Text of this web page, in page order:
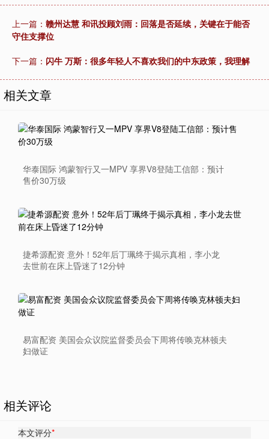
上一篇： 赣州达慧 和讯投顾刘雨：回落是否延续，关键在于能否
守住支撑位
下一篇： 闪牛 万斯：很多年轻人不喜欢我们的中东政策，我理解
相关文章
华泰国际 鸿蒙智行又一MPV 享界V8登陆工信部：预计
售价30万级
捷希源配资 意外！52年后丁珮终于揭示真相，李小龙
去世前在床上昏迷了12分钟
易富配资 美国会众议院监督委员会下周将传唤克林顿夫
妇做证
相关评论
本文评分*